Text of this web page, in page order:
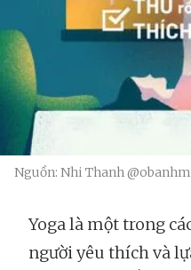
Nguồn: Nhi Thanh
Yoga là một trong
người yêu thích và